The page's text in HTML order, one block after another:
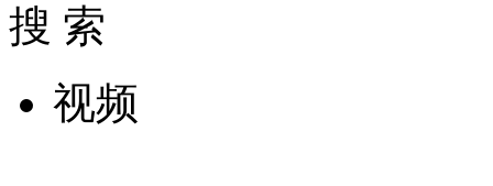
搜 索
视频